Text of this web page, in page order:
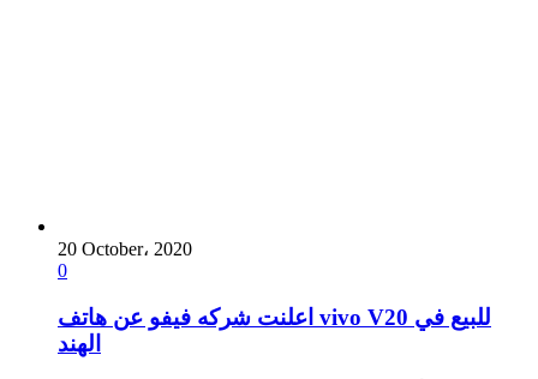
20 October، 2020
0
اعلنت شركه فيفو عن هاتف vivo V20 للبيع في
الهند